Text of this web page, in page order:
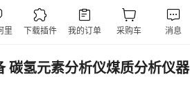
碳氢元素分析仪煤质分析仪器